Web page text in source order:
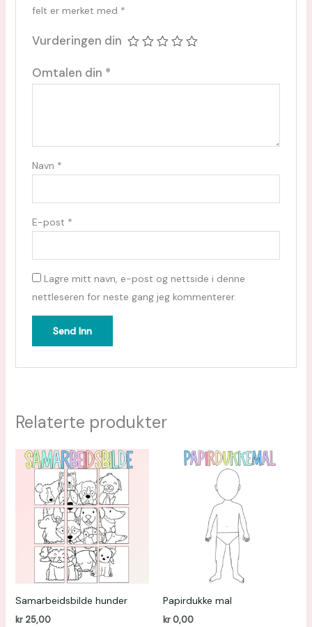
felt er merket med *
Vurderingen din
Omtalen din *
Navn *
E-post *
Lagre mitt navn, e-post og nettside i denne
nettleseren for neste gang jeg kommenterer.
Relaterte produkter
Samarbeidsbilde hunder
kr25,00
Papirdukke mal
kr0,00